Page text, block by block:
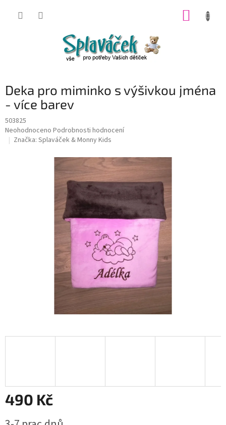
Deka pro miminko s výšivkou jména
- více barev
503825
Průměrné
hodnocení
Neohodnoceno Podrobnosti hodnocení
Značka: Splaváček & Monny Kids
490 Kč